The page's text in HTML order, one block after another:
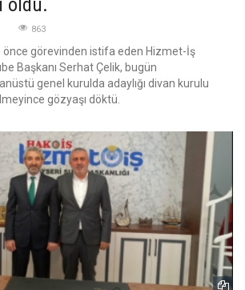
oldu.
863
önce görevinden istifa eden Hizmet-İş
Başkanı Serhat Çelik, bugün
genel kurulda adaylığı divan kurulu
gözyaşı döktü.